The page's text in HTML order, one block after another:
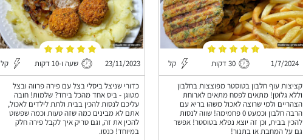
1/7/2024 30 דקות קל
קציצות עוף חלבון בטוסטר מפוצצות בחלבון
וללא גלוטן! מתאים לפסח מתאים לארוחת
הצהריים ולמי שרוצה לאכול משהו בריא עם
הרבה חלבון וכמעט 0 פחמימה! שווה לנסות
להכין בבית, וכן זה יוצא נפלא בטוסטר! אפשר
גם על המחבת או בתנור!
23/11/2023 שעה ו-10 דקות קל
כדורי שניצל ביסלי בצל עם פירה פרווה ובצל
מטוגן - ביס אחד מהכל ביחד? שלמות! חובה
עליכם לנסות להכין בבית ולתת לילדים לאכול,
אתם לא מבינים כמה שזה טעות וכמה שפשוט
להכין את זה, וגם טריק איך לקבל פירה חלק
במיוחד! כנסו.